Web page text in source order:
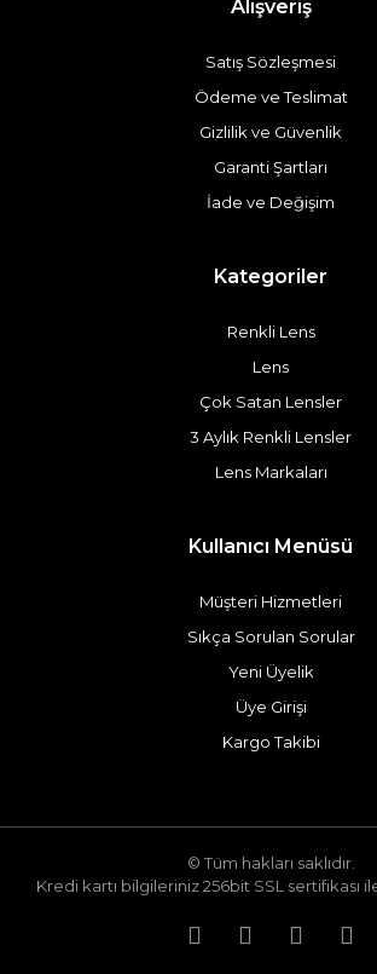
Alışveriş
Satış Sözleşmesi
Ödeme ve Teslimat
Gizlilik ve Güvenlik
Garanti Şartları
İade ve Değişim
Kategoriler
Renkli Lens
Lens
Çok Satan Lensler
3 Aylık Renkli Lensler
Lens Markaları
Kullanıcı Menüsü
Müşteri Hizmetleri
Sıkça Sorulan Sorular
Yeni Üyelik
Üye Girişi
Kargo Takibi
© Tüm hakları saklıdır.
Kredi kartı bilgileriniz 256bit SSL sertifikası